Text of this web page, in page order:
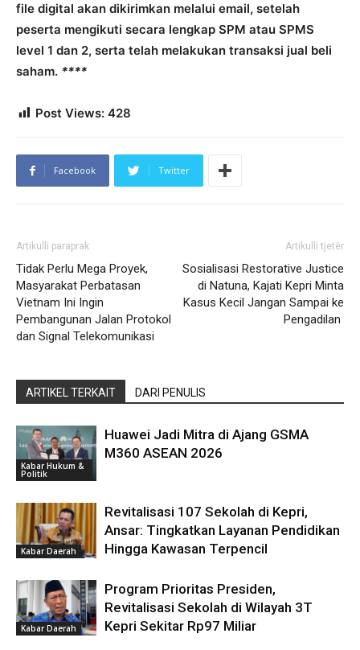
file digital akan dikirimkan melalui email, setelah
peserta mengikuti secara lengkap SPM atau SPMS
level 1 dan 2, serta telah melakukan transaksi jual beli
saham. ****
Post Views: 428
Facebook Twitter
Artikulli paraprak
Tidak Perlu Mega Proyek,
Masyarakat Perbatasan
Vietnam Ini Ingin
Pembangunan Jalan Protokol
dan Signal Telekomunikasi
Artikulli tjetër
Sosialisasi Restorative Justice
di Natuna, Kajati Kepri Minta
Kasus Kecil Jangan Sampai ke
Pengadilan
ARTIKEL TERKAIT DARI PENULIS
Kabar Hukum &
Politik
Huawei Jadi Mitra di Ajang GSMA
M360 ASEAN 2026
Kabar Daerah
Revitalisasi 107 Sekolah di Kepri,
Ansar: Tingkatkan Layanan Pendidikan
Hingga Kawasan Terpencil
Kabar Daerah
Program Prioritas Presiden,
Revitalisasi Sekolah di Wilayah 3T
Kepri Sekitar Rp97 Miliar